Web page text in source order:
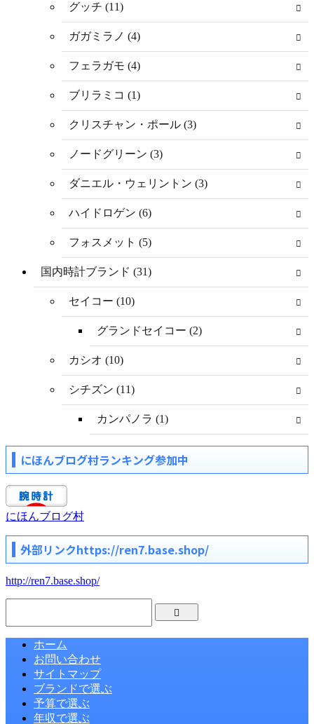
グッチ (11)
ガガミラノ (4)
フェラガモ (4)
ブリラミコ (1)
クリスチャン・ポール (3)
ノードグリーン (3)
ダニエル・ウェリントン (3)
ハイドロゲン (6)
フォスメット (5)
国内時計ブランド (31)
セイコー (10)
グランドセイコー (2)
カシオ (10)
シチズン (11)
カンパノラ (1)
にほんブログ村ランキング参加中
にほんブログ村
外部リンクhttps://ren7.base.shop/
http://ren7.base.shop/
ホーム
お問い合わせ
サイトマップ
ブランドで選ぶ
予算で選ぶ
年収で選ぶ